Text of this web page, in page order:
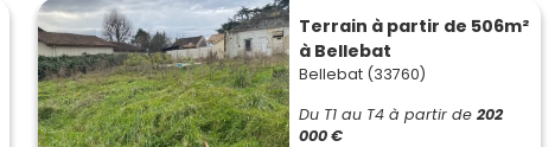
Terrain à partir de 506m²
à Bellebat
Bellebat (33760)
Du T1 au T4 à partir de 202
000 €